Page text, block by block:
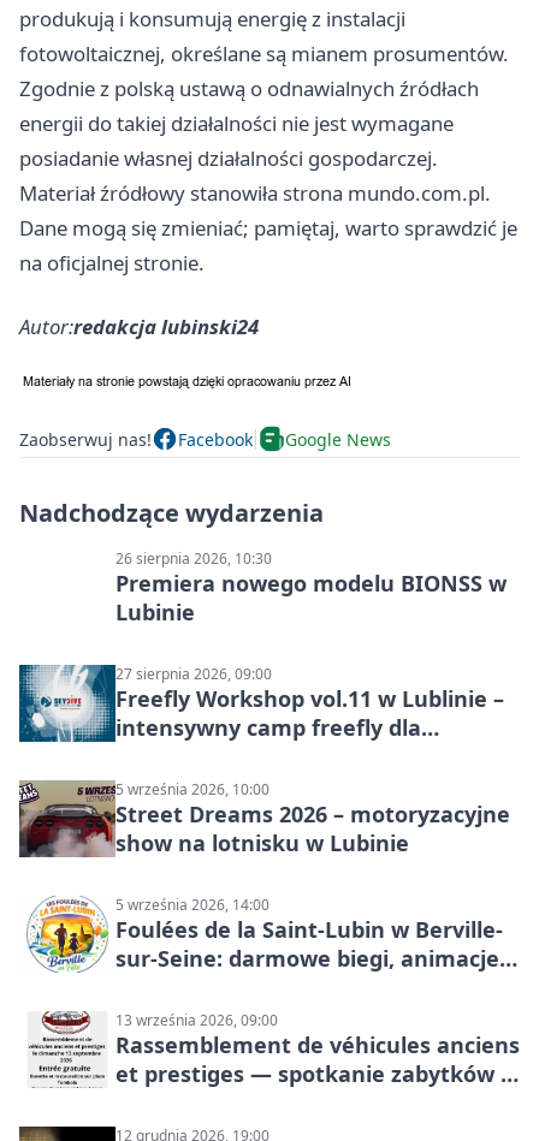
produkują i konsumują energię z instalacji
fotowoltaicznej, określane są mianem prosumentów.
Zgodnie z polską ustawą o odnawialnych źródłach
energii do takiej działalności nie jest wymagane
posiadanie własnej działalności gospodarczej.
Materiał źródłowy stanowiła strona mundo.com.pl.
Dane mogą się zmieniać; pamiętaj, warto sprawdzić je
na oficjalnej stronie.
Autor:redakcja lubinski24
Zaobserwuj nas! Facebook Google News
Nadchodzące wydarzenia
26 sierpnia 2026, 10:30
Premiera nowego modelu BIONSS w
Lubinie
27 sierpnia 2026, 09:00
Freefly Workshop vol.11 w Lublinie –
intensywny camp freefly dla
5 września 2026, 10:00
Street Dreams 2026 – motoryzacyjne
show na lotnisku w Lubinie
5 września 2026, 14:00
Foulées de la Saint-Lubin w Berville-
sur-Seine: darmowe biegi, animacje i
13 września 2026, 09:00
Rassemblement de véhicules anciens
et prestiges — spotkanie zabytków i
12 grudnia 2026, 19:00